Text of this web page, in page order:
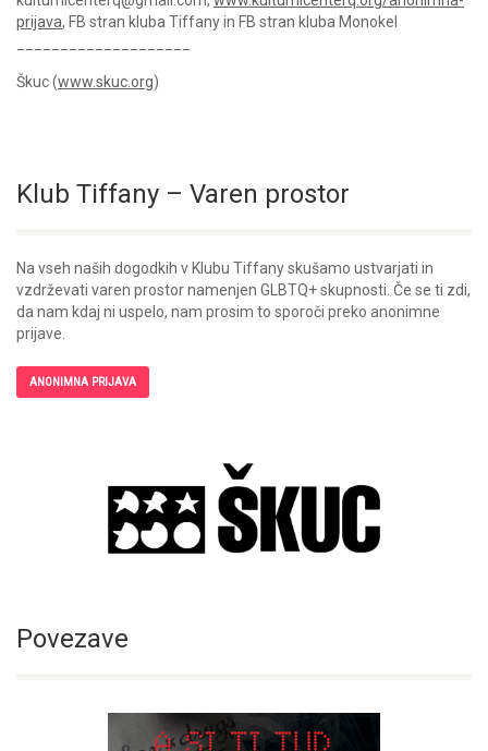
prijava, FB stran kluba Tiffany in FB stran kluba Monokel
Škuc (www.skuc.org)
Klub Tiffany – Varen prostor
Na vseh naših dogodkih v Klubu Tiffany skušamo ustvarjati in
vzdrževati varen prostor namenjen GLBTQ+ skupnosti. Če se ti zdi,
da nam kdaj ni uspelo, nam prosim to sporoči preko anonimne
prijave.
ANONIMNA PRIJAVA
Povezave